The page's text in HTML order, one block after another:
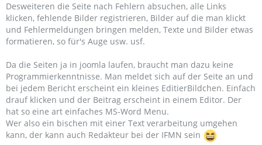
Desweiteren die Seite nach Fehlern absuchen, alle Links
klicken, fehlende Bilder registrieren, Bilder auf die man klickt
und Fehlermeldungen bringen melden, Texte und Bilder etwas
formatieren, so für's Auge usw. usf.
Da die Seiten ja in joomla laufen, braucht man dazu keine
Programmierkenntnisse. Man meldet sich auf der Seite an und
bei jedem Bericht erscheint ein kleines EditierBildchen. Einfach
drauf klicken und der Beitrag erscheint in einem Editor. Der
hat so eine art einfaches MS-Word Menu.
Wer also ein bischen mit einer Text verarbeitung umgehen
kann, der kann auch Redakteur bei der IFMN sein